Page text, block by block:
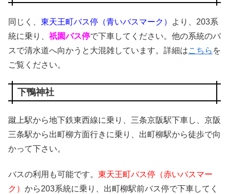
同じく、 東天王町バス停（青いバスマーク）
より、203系
統に乗り、 祇園バス停で下車してください。他の系統のバ
スで清水道へ向かうと大混雑しています。詳細はこちら を
ご覧ください。
下鴨神社
蹴上駅から地下鉄東西線に乗り、三条京阪駅下車し、京阪
三条駅から出町柳方面行きに乗り、出町柳駅から徒歩で向
かって下さい。
バスの利用も可能です。 東天王町バス停（赤いバスマー
ク） から203系統に乗り、出町柳駅前バス停で下車してく